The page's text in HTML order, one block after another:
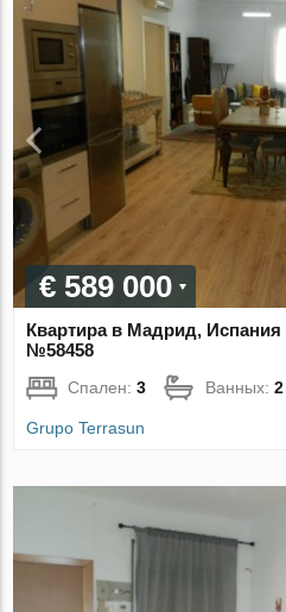
€ 589 000
Квартира в Мадрид, Испания
№58458
Спален:3 Ванных:2
Grupo Terrasun